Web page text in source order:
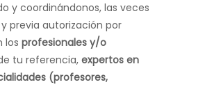
y coordinándonos, las veces
previa autorización por
los profesionales y/o
tu referencia,expertos en
(profesores,